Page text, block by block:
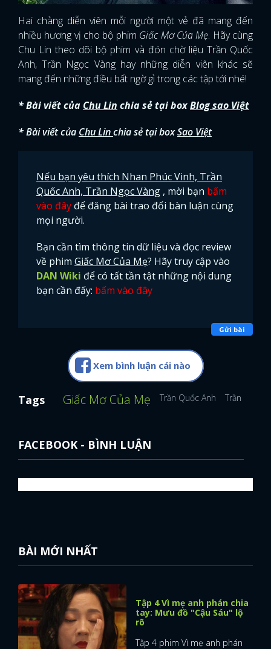
FACEBOOK GOOGLE
Hai chàng diễn viên mỗi người một vẻ đã mang đến
nhiều hương vị cho bộ phim Giấc Mơ Của Mẹ. Hãy cùng
Chu Lin theo dõi bộ phim và đón chờ liệu Trần Quốc
Anh, Trần Ngọc Vàng hay những diễn viên khác sẽ
mang đến những điều bất ngờ gì trong các tập tới nhé!
* Bài viết của Chu Lin chia sẻ tại boxBlog sao Việt
* Bài viết của Chu Linchia sẻ tại boxSao Việt
Nếu bạn yêu thích Nhan Phúc Vinh, Trần
Quốc Anh, Trần Ngọc Vàng , mời bạn bấm
vào đây để đăng bài trao đổi bàn luận cùng
mọi người.
Bạn cần tìm thông tin dữ liệu và đọc review
về phim Giấc Mơ Của Mẹ? Hãy truy cập vào
DAN Wiki để có tất tần tật những nội dung
bạn cần đấy: bấm vào đây
Gửi bài
Xem bình luận cái nào
Tags Giấc Mơ Của Mẹ Trần Quốc Anh Trần Ngọc
FACEBOOK - BÌNH LUẬN
BÀI MỚI NHẤT
Tập 4 Vì mẹ anh phán chia
tay: Mưu đồ "Cậu Sáu" lộ
rõ
Tập 4 phim Vì mẹ anh phán